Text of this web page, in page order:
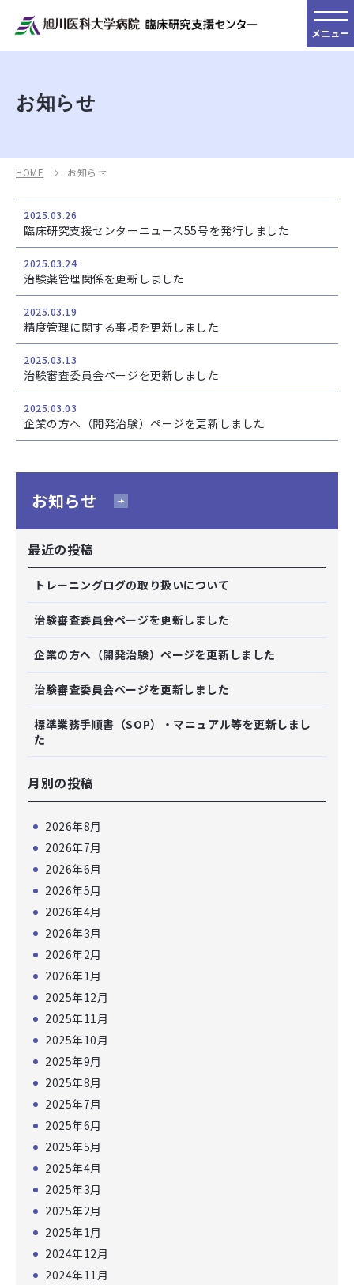
メニュー
お知らせ
HOME お知らせ
2025.03.26
臨床研究支援センターニュース55号を発行しました
2025.03.24
治験薬管理関係を更新しました
2025.03.19
精度管理に関する事項を更新しました
2025.03.13
治験審査委員会ページを更新しました
2025.03.03
企業の方へ（開発治験）ページを更新しました
お知らせ
最近の投稿
トレーニングログの取り扱いについて
治験審査委員会ページを更新しました
企業の方へ（開発治験）ページを更新しました
治験審査委員会ページを更新しました
標準業務手順書（SOP）・マニュアル等を更新しまし
た
月別の投稿
2026年8月
2026年7月
2026年6月
2026年5月
2026年4月
2026年3月
2026年2月
2026年1月
2025年12月
2025年11月
2025年10月
2025年9月
2025年8月
2025年7月
2025年6月
2025年5月
2025年4月
2025年3月
2025年2月
2025年1月
2024年12月
2024年11月